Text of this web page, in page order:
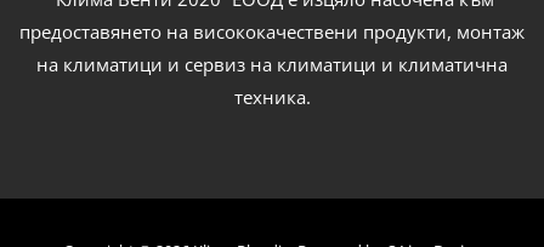
предоставянето на висококачествени продукти, монтаж
на климатици и сервиз на климатици и климатична
техника.